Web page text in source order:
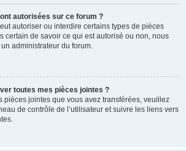
autorisées sur ce forum ?
autoriser ou interdire certains types de pièces
certain de savoir ce qui est autorisé ou non, nous
administrateur du forum.
toutes mes pièces jointes ?
pièces jointes que vous avez transférées, veuillez
de contrôle de l’utilisateur et suivre les liens vers